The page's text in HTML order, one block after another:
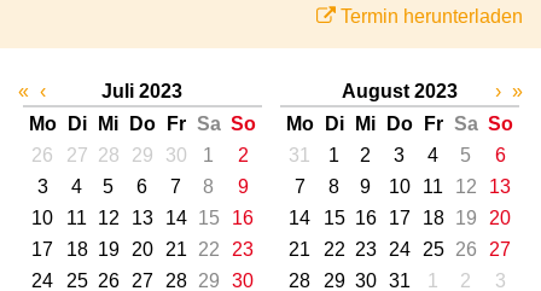
Termin herunterladen
« ‹
Juli 2023
Mo
Di Mi Do Fr Sa So
26
27 28 29 30 1
2
3
4 5 6 7 8
9
10
11 12 13 14 15
16
17
18 19 20 21 22
23
24
25 26 27 28 29
30
August 2023
Mo
Di Mi Do Fr Sa So
31
1 2 3 4 5
6
7
8 9 10 11 12
13
14
15 16 17 18 19
20
21
22 23 24 25 26
27
28
29 30 31 1 2
3
› »